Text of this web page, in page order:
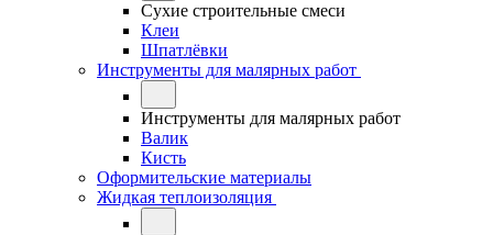
Сухие строительные смеси
Клеи
Шпатлёвки
Инструменты для малярных работ
Инструменты для малярных работ
Валик
Кисть
Оформительские материалы
Жидкая теплоизоляция